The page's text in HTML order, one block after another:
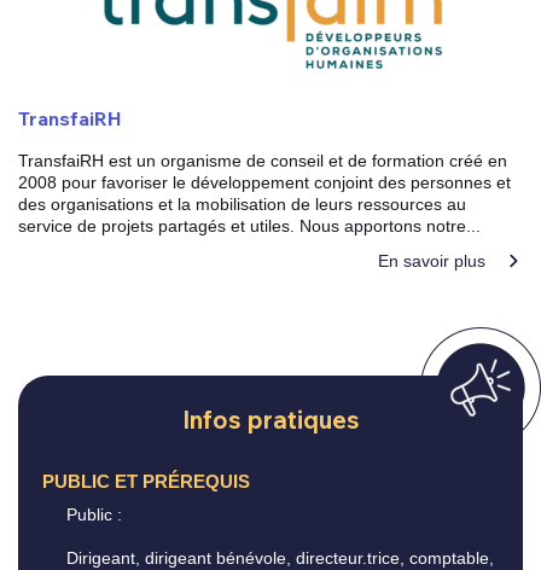
TransfaiRH
TransfaiRH est un organisme de conseil et de formation créé en
2008 pour favoriser le développement conjoint des personnes et
des organisations et la mobilisation de leurs ressources au
service de projets partagés et utiles. Nous apportons notre...
En savoir plus
Infos pratiques
PUBLIC ET PRÉREQUIS
Public :
Dirigeant, dirigeant bénévole, directeur.trice, comptable,